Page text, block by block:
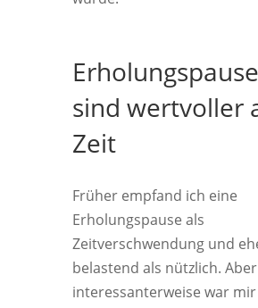
sind wertvoller
Zeit
Früher empfand ich eine
Erholungspause als
Zeitverschwendung und
belastend als nützlich. Aber
interessanterweise war